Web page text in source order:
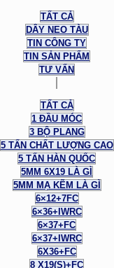
TẤT CẢ
DÂY NEO TÀU
TIN CÔNG TY
TIN SẢN PHẨM
TƯ VẤN
TẤT CẢ
1 ĐẦU MÓC
3 BỘ PLANG
5 TẤN CHẤT LƯỢNG CAO
5 TẤN HÀN QUỐC
5MM 6X19 LÀ GÌ
5MM MẠ KẼM LÀ GÌ
6×12+7FC
6×36+IWRC
6×37+FC
6×37+IWRC
6X36+FC
8 X19(S)+FC